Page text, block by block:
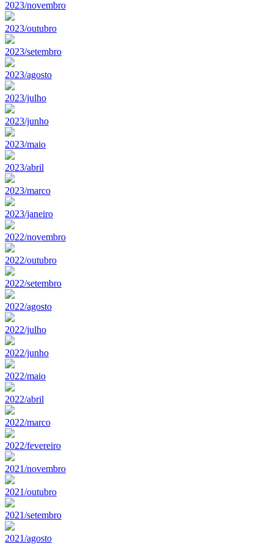
2023/novembro
2023/outubro
2023/setembro
2023/agosto
2023/julho
2023/junho
2023/maio
2023/abril
2023/marco
2023/janeiro
2022/novembro
2022/outubro
2022/setembro
2022/agosto
2022/julho
2022/junho
2022/maio
2022/abril
2022/marco
2022/fevereiro
2021/novembro
2021/outubro
2021/setembro
2021/agosto